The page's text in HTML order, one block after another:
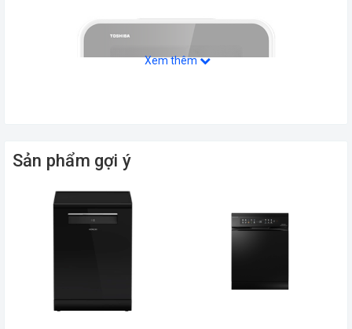
Thân máy được làm bằng thép phủ
Thân máy của Toshiba DWS-22AVN(K) được làm bằng thép phủ
Xem thêm
Sản phẩm gợi ý